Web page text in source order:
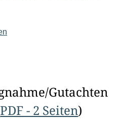
Gutachten
PDF - 2 Seiten)